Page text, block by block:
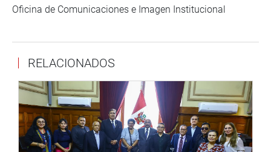
Oficina de Comunicaciones e Imagen Institucional
RELACIONADOS